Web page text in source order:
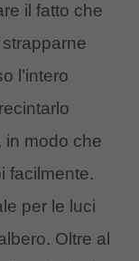
il fatto che
l’intero
in modo che
facilmente.
per le luci
Oltre al